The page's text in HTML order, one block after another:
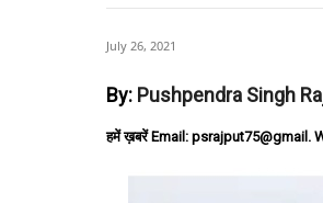
July 26, 2021
By: Pushpendra Singh
हमें ख़बरें Email: psrajput75@gmail.